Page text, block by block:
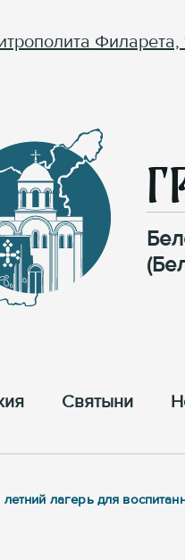
Филарета,
Cвятыни
лагерь для